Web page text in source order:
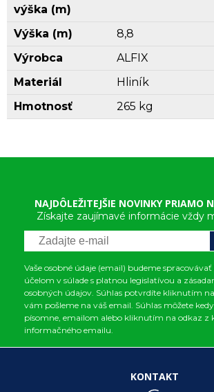
výška (m)
Výška (m)
8,8
Výrobca
ALFIX
Materiál
Hliník
Hmotnosť
265 kg
NAJDÔLEŽITEJŠIE NOVINKY PRIAMO
Získajte zaujímavé informácie vždy
Vaše osobné údaje (email) budeme
účelom v súlade s platnou legislatívou a
osobných údajov. Súhlas potvrdíte kliknutím
vám pošleme na váš email. Súhlas môžete
písomne, emailom alebo kliknutím na odkaz z
informačného emailu.
KONTAKT